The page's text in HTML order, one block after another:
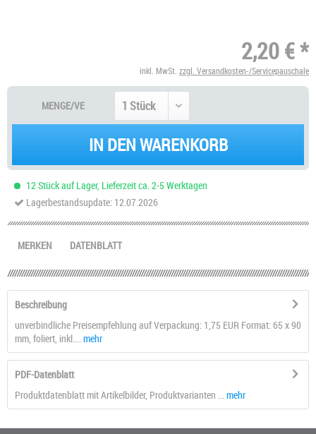
2,20 € *
inkl. MwSt. zzgl. Versandkosten-/Servicepauschale
MENGE/VE
IN DEN WARENKORB
12 Stück auf Lager, Lieferzeit ca. 2-5 Werktagen
Lagerbestandsupdate: 12.07.2026
DATENBLATT
MERKEN
Beschreibung
unverbindliche Preisempfehlung auf Verpackung: 1,75 EUR Format: 65 x 90
mm, foliert, inkl....
mehr
PDF-Datenblatt
Produktdatenblatt mit Artikelbilder, Produktvarianten ... mehr